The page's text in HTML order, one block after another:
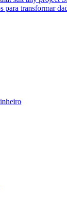
para transformar